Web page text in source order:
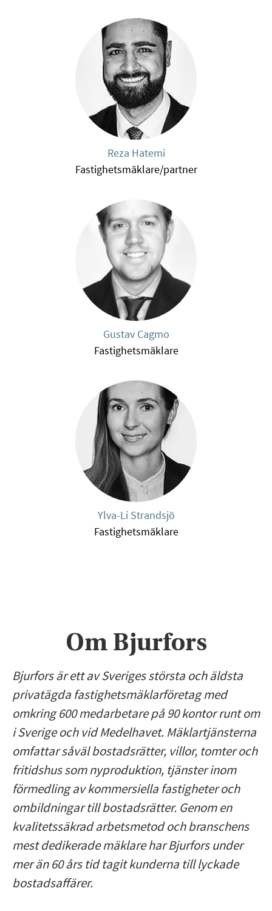
Reza Hatemi
Fastighetsmäklare/partner
Gustav Cagmo
Fastighetsmäklare
Ylva-Li Strandsjö
Fastighetsmäklare
Om Bjurfors
Bjurfors är ett av Sveriges största och äldsta
privatägda fastighetsmäklarföretag med
omkring 600 medarbetare på 90 kontor runt om
i Sverige och vid Medelhavet. Mäklartjänsterna
omfattar såväl bostadsrätter, villor, tomter och
fritidshus som nyproduktion, tjänster inom
förmedling av kommersiella fastigheter och
ombildningar till bostadsrätter. Genom en
kvalitetssäkrad arbetsmetod och branschens
mest dedikerade mäklare har Bjurfors under
mer än 60 års tid tagit kunderna till lyckade
bostadsaffärer.